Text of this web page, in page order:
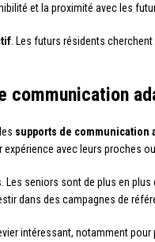
et la proximité avec les
. Les futurs résidents
communication
supports de communication
avec leurs proches
Les seniors sont de plus en
dans des campagnes de
intéressant, notamment